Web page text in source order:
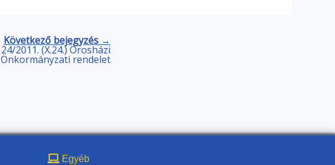
Következő bejegyzés →
24/2011. (X.24.) Orosházi
Önkormányzati rendelet
Egyéb